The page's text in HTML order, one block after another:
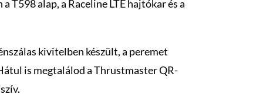
T598 alap, a Raceline LTE hajtókar és a
kivitelben készült, a peremet
is megtalálod a Thrustmaster QR-